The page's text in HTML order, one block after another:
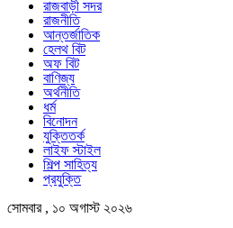
রাজবাড়ী সদর
রাজনীতি
আন্তর্জাতিক
হেলথ বিট
অফ বিট
বাণিজ্য
অর্থনীতি
ধর্ম
বিনোদন
যুক্তিতর্ক
লাইফ স্টাইল
শিল্প সাহিত্য
প্রযুক্তি
সোমবার , ১০ অগাস্ট ২০২৬